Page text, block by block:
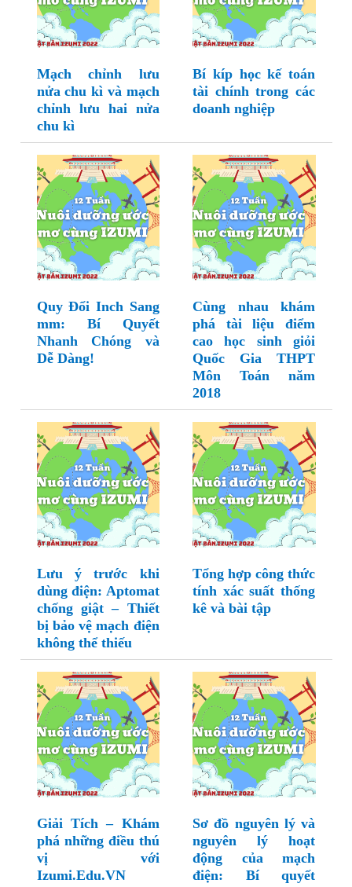
Mạch chỉnh lưu
nửa chu kì và mạch
chỉnh lưu hai nửa
chu kì
Bí kíp học kế toán
tài chính trong các
doanh nghiệp
Quy Đổi Inch Sang
mm: Bí Quyết
Nhanh Chóng và
Dễ Dàng!
Cùng nhau khám
phá tài liệu điểm
cao học sinh giỏi
Quốc Gia THPT
Môn Toán năm
2018
Lưu ý trước khi
dùng điện: Aptomat
chống giật – Thiết
bị bảo vệ mạch điện
không thể thiếu
Tổng hợp công thức
tính xác suất thống
kê và bài tập
Giải Tích – Khám
phá những điều thú
vị với
Izumi.Edu.VN
Sơ đồ nguyên lý và
nguyên lý hoạt
động của mạch
điện: Bí quyết